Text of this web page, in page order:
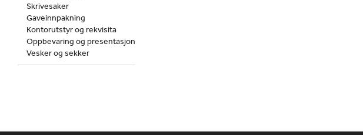
Skrivesaker
Gaveinnpakning
Kontorutstyr og rekvisita
Oppbevaring og presentasjon
Vesker og sekker